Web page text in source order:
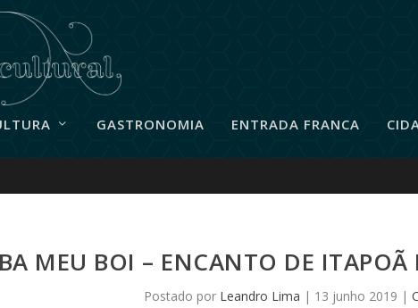
GASTRONOMIA ENTRADA FRANCA
MEU BOI – ENCANTO DE
Postado por Leandro Lima | 13 junho 2019 |